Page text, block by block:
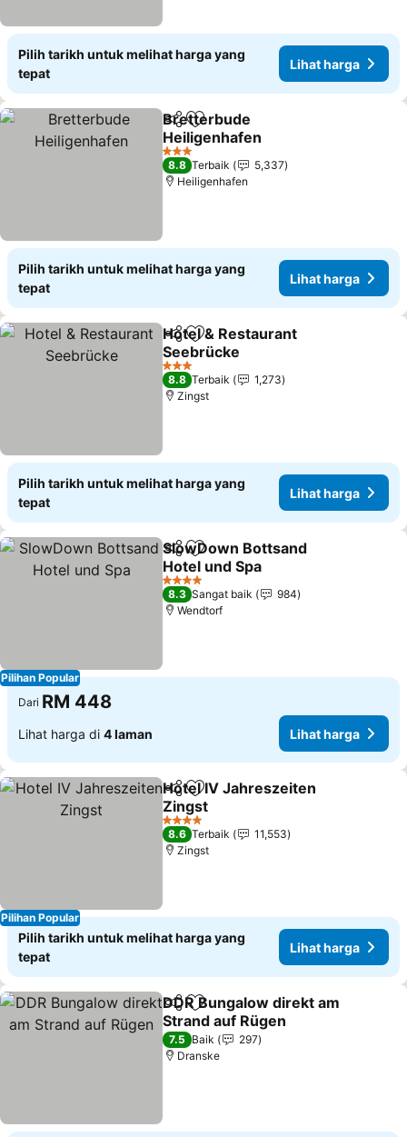
Pilih tarikh untuk melihat harga yang
tepat
Lihat harga
KongsiTambah ke favorit
Bretterbude
Heiligenhafen
3 Bintang
8.8 Terbaik
5,337
Heiligenhafen
Pilih tarikh untuk melihat harga yang
tepat
Lihat harga
KongsiTambah ke favorit
Hotel & Restaurant
Seebrücke
3 Bintang
8.8 Terbaik
1,273
Zingst
Pilih tarikh untuk melihat harga yang
tepat
Lihat harga
Pilihan Popular
KongsiTambah ke favorit
SlowDown Bottsand
Hotel und Spa
4 Bintang
8.3 Sangat baik
984
Wendtorf
Dari RM 448
Lihat harga di 4 laman Lihat harga
Pilihan Popular
KongsiTambah ke favorit
Hotel IV Jahreszeiten
Zingst
4 Bintang
8.6 Terbaik
11,553
Zingst
Pilih tarikh untuk melihat harga yang
tepat
Lihat harga
KongsiTambah ke favorit
DDR Bungalow direkt am
Strand auf Rügen
7.5 Baik
297
Dranske